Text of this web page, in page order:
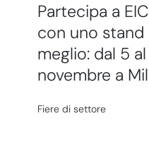
Partecipa a
con uno stand
meglio: dal 5
novembre a
Fiere di settore